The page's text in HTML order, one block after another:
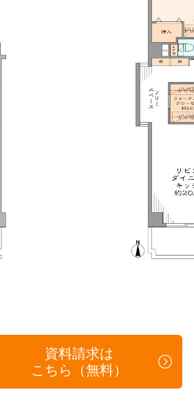
資料請求は
こちら（無料）